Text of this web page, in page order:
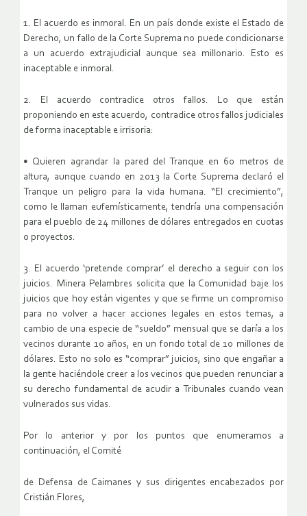
1. El acuerdo es inmoral. En un país donde existe el Estado de
Derecho, un fallo de la Corte Suprema no puede condicionarse
a un acuerdo extrajudicial aunque sea millonario. Esto es
inaceptable e inmoral.
2. El acuerdo contradice otros fallos. Lo que están
proponiendo en este acuerdo, contradice otros fallos judiciales
de forma inaceptable e irrisoria:
• Quieren agrandar la pared del Tranque en 60 metros de
altura, aunque cuando en 2013 la Corte Suprema declaró el
Tranque un peligro para la vida humana. “El crecimiento”,
como le llaman eufemísticamente, tendría una compensación
para el pueblo de 24 millones de dólares entregados en cuotas
o proyectos.
3. El acuerdo ‘pretende comprar’ el derecho a seguir con los
juicios. Minera Pelambres solicita que la Comunidad baje los
juicios que hoy están vigentes y que se firme un compromiso
para no volver a hacer acciones legales en estos temas, a
cambio de una especie de “sueldo” mensual que se daría a los
vecinos durante 10 años, en un fondo total de 10 millones de
dólares. Esto no solo es “comprar” juicios, sino que engañar a
la gente haciéndole creer a los vecinos que pueden renunciar a
su derecho fundamental de acudir a Tribunales cuando vean
vulnerados sus vidas.
Por lo anterior y por los puntos que enumeramos a
continuación, el Comité
de Defensa de Caimanes y sus dirigentes encabezados por
Cristián Flores,